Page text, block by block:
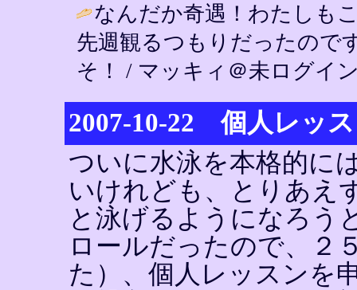
なんだか奇遇！わたしも
先週観るつもりだったの
そ！ / マッキィ＠未ログイ
2007-10-22 個人レッ
ついに水泳を本格的に
いけれども、とりあえ
と泳げるようになろう
ロールだったので、２
た）、個人レッスンを